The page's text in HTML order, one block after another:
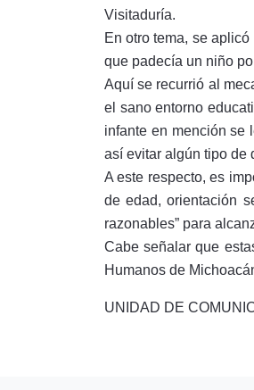
Visitaduría.
En otro tema, se
que padecía un niño
Aquí se recurrió al
el sano entorno
infante en mención se
así evitar algún tipo de
A este respecto, es
de edad, orientación
razonables” para
Cabe señalar que
Humanos de
UNIDAD DE